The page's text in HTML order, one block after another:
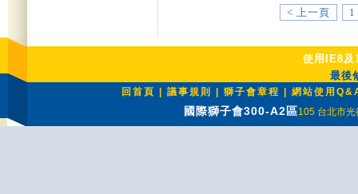
< 上一頁 1
使用IE8及
最後
回首頁 議事規則 獅子會章程 網站使用
國際獅子會300-A2區105 台北市